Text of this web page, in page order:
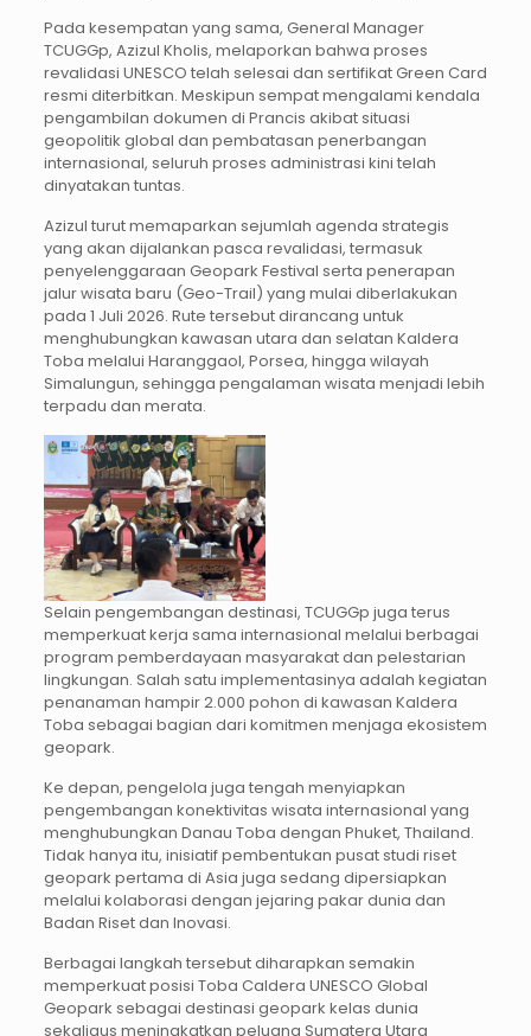
Pada kesempatan yang sama, General Manager
TCUGGp, Azizul Kholis, melaporkan bahwa proses
revalidasi UNESCO telah selesai dan sertifikat Green Card
resmi diterbitkan. Meskipun sempat mengalami kendala
pengambilan dokumen di Prancis akibat situasi
geopolitik global dan pembatasan penerbangan
internasional, seluruh proses administrasi kini telah
dinyatakan tuntas.
Azizul turut memaparkan sejumlah agenda strategis
yang akan dijalankan pasca revalidasi, termasuk
penyelenggaraan Geopark Festival serta penerapan
jalur wisata baru (Geo-Trail) yang mulai diberlakukan
pada 1 Juli 2026. Rute tersebut dirancang untuk
menghubungkan kawasan utara dan selatan Kaldera
Toba melalui Haranggaol, Porsea, hingga wilayah
Simalungun, sehingga pengalaman wisata menjadi lebih
terpadu dan merata.
Selain pengembangan destinasi, TCUGGp juga terus
memperkuat kerja sama internasional melalui berbagai
program pemberdayaan masyarakat dan pelestarian
lingkungan. Salah satu implementasinya adalah kegiatan
penanaman hampir 2.000 pohon di kawasan Kaldera
Toba sebagai bagian dari komitmen menjaga ekosistem
geopark.
Ke depan, pengelola juga tengah menyiapkan
pengembangan konektivitas wisata internasional yang
menghubungkan Danau Toba dengan Phuket, Thailand.
Tidak hanya itu, inisiatif pembentukan pusat studi riset
geopark pertama di Asia juga sedang dipersiapkan
melalui kolaborasi dengan jejaring pakar dunia dan
Badan Riset dan Inovasi.
Berbagai langkah tersebut diharapkan semakin
memperkuat posisi Toba Caldera UNESCO Global
Geopark sebagai destinasi geopark kelas dunia
sekaligus meningkatkan peluang Sumatera Utara